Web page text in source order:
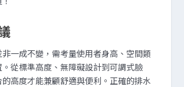
一成不變，需考量使用者身高、空間類
從標準高度、無障礙設計到可調式臉
高度才能兼顧舒適與便利。正確的排水